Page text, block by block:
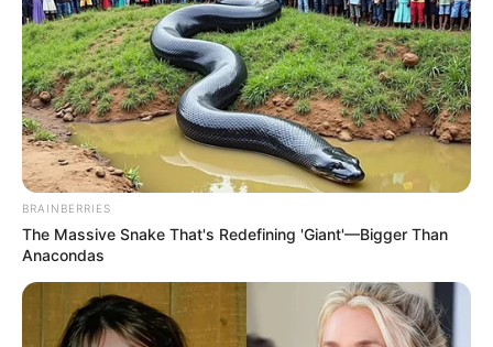
BRAINBERRIES
The Massive Snake That's Redefining 'Giant'—Bigger Than
Anacondas